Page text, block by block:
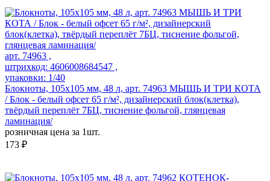
арт. 74963 ,
штрихкод: 4606008684547 ,
упаковки: 1/40
Блокноты, 105х105 мм, 48 л, арт. 74963 МЫШЬ И ТРИ КОТА
/ Блок - белый офсет 65 г/м², дизайнерский блок(клетка),
твёрдый переплёт 7БЦ, тиснение фольгой, глянцевая
ламинация/
розничная цена за 1шт.
173 ₽